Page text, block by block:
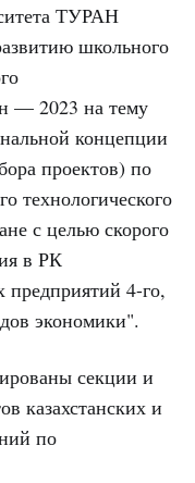
ТУРАН
школьного
— 2023 на тему
концепции
проектов) по
технологического
с целью скорого
в РК
4-го,
экономики".
секции и
казахстанских и
по